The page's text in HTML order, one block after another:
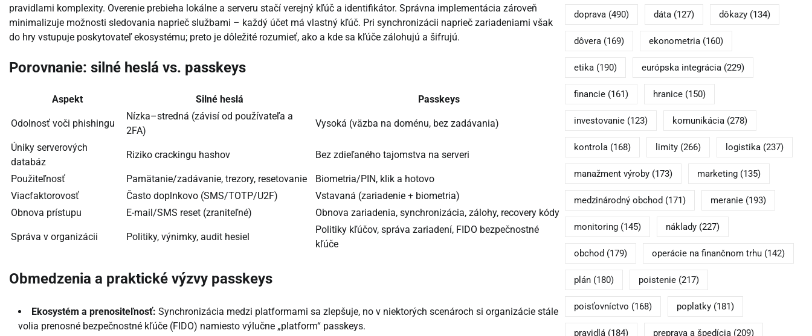
pravidlami komplexity. Overenie prebieha lokálne a serveru stačí verejný kľúč a identifikátor. Správna implementácia zároveň
minimalizuje možnosti sledovania naprieč službami – každý účet má vlastný kľúč. Pri synchronizácii naprieč zariadeniami však
do hry vstupuje poskytovateľ ekosystému; preto je dôležité rozumieť, ako a kde sa kľúče zálohujú a šifrujú.
Porovnanie: silné heslá vs. passkeys
Aspekt Silné heslá Passkeys
Odolnosť voči phishingu
Nízka–stredná (závisí od používateľa a
2FA)
Vysoká (väzba na doménu, bez zadávania)
Úniky serverových
databáz
Riziko crackingu hashov Bez zdieľaného tajomstva na serveri
Použiteľnosť Pamätanie/zadávanie, trezory, resetovanie
Biometria/PIN, klik a hotovo
Viacfaktorovosť
Často doplnkovo (SMS/TOTP/U2F)
Vstavaná (zariadenie + biometria)
Obnova prístupu
E-mail/SMS reset (zraniteľné) Obnova zariadenia, synchronizácia, zálohy, recovery kódy
Správa v organizácii Politiky, výnimky, audit hesiel
Politiky kľúčov, správa zariadení, FIDO bezpečnostné
kľúče
Obmedzenia a praktické výzvy passkeys
Ekosystém a prenositeľnosť: Synchronizácia medzi platformami sa zlepšuje, no v niektorých scenároch si organizácie stále
volia prenosné bezpečnostné kľúče (FIDO) namiesto výlučne „platform“ passkeys.
doprava(490) dáta(127) dôkazy(134)
dôvera(169) ekonometria(160)
etika(190) európska integrácia(229)
financie(161) hranice(150)
investovanie(123) komunikácia(278)
kontrola(168) limity(266) logistika(237)
manažment výroby(173) marketing(135)
medzinárodný obchod (171) meranie(193)
monitoring(145) náklady(227)
obchod (179) operácie na finančnom trhu(142)
plán(180) poistenie(217)
poisťovníctvo (168) poplatky(181)
pravidlá(184) preprava a špedícia(209)